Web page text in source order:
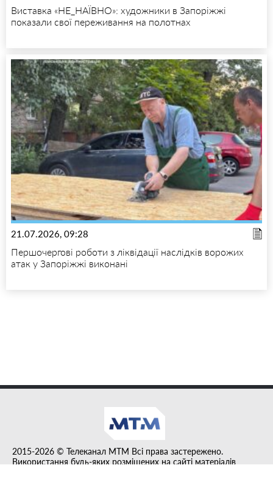
Виставка «НЕ_НАЇВНО»: художники в Запоріжжі
показали свої переживання на полотнах
21.07.2026, 09:28
Першочергові роботи з ліквідації наслідків ворожих
атак у Запоріжжі виконані
2015-2026 © Телеканал MTM Всі права застережено.
Використання будь-яких розміщених на сайті матеріалів